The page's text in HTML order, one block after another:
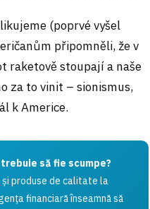
(poprvé vyšel
připomněli, že v
raketově stoupají a naše
za to vinit – sionismus,
k Americe.
să fie scumpe?
și produse de calitate la
financiară înseamnă să